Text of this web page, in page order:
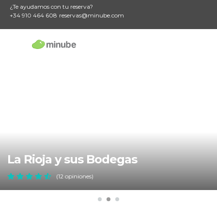
¿Te ayudamos con tu reserva?
+34 910 464 608 reservas@minube.com
La Rioja y sus Bodegas
(12 opiniones)